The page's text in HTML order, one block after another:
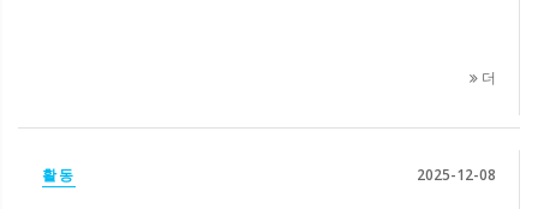
더
활동 2025-12-08